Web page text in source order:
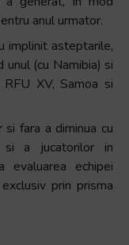
anul urmator.
implinit asteptarile,
unul (cu Namibia) si
RFU XV, Samoa si
si fara a diminua cu
si a jucatorilor in
echipei
prin prisma